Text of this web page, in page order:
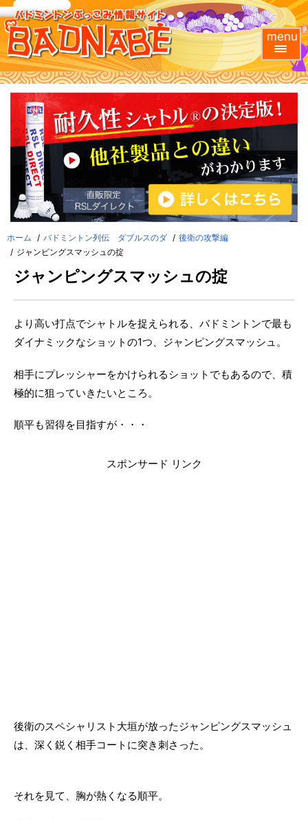
menu
ホーム バドミントン列伝 ダブルスのダ
後衛の攻撃編
ジャンピングスマッシュの掟
ジャンピングスマッシュの掟
より高い打点でシャトルを捉えられる、バドミントンで最も
ダイナミックなショットの1つ、ジャンピングスマッシュ。
相手にプレッシャーをかけられるショットでもあるので、積
極的に狙っていきたいところ。
順平も習得を目指すが・・・
スポンサード リンク
後衛のスペシャリスト大垣が放ったジャンピングスマッシュ
は、深く鋭く相手コートに突き刺さった。
それを見て、胸が熱くなる順平。